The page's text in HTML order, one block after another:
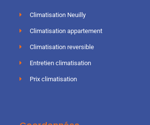
Climatisation Neuilly
Climatisation appartement
Climatisation reversible
Entretien climatisation
Prix climatisation